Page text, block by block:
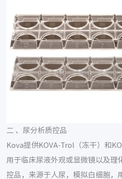
二 、尿分析质控品
Kova提供KOVA-Trol（冻干）和
用于临床尿液外观或显微镜以及理
控品，来源于人尿，模拟白细胞，